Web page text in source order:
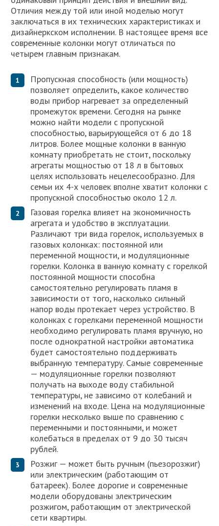
Отличия между той или иной моделью могут
заключаться в их технических характеристиках и
дизайнеркском исполнении. В настоящее время все
современные колонки могут отличаться по
четырем главным признакам.
Пропускная способность (или мощность)
позволяет определить, какое количество
воды прибор нагревает за определенный
промежуток времени. Сегодня на рынке
можно найти модели с пропускной
способностью, варьирующейся от 6 до 18
литров. Более мощные колонки в ванную
комнату приобретать не стоит, поскольку
агрегаты мощностью от 18 л в бытовых
целях использовать нецелесообразно. Для
семьи их 4-х человек вполне хватит колонки с
пропускной способностью около 12 л.
Газовая горелка влияет на экономичность
агрегата и удобство в эксплуатации.
Различают три вида горелок, используемых в
газовых колонках: постоянной или
переменной мощности, и модуляционные
горелки. Колонка в ванную комнату с горелкой
постоянной мощности способна
самостоятельно регулировать пламя в
зависимости от того, насколько сильный
напор воды протекает через устройство. В
колонках с горелками переменной мощности
необходимо регулировать пламя вручную, но
после однократной настройки автоматика
будет самостоятельно поддерживать
выбранную температуру. Самые современные
— модуляционные горелки позволяют
получать на выходе воду стабильной
температуры, не зависимо от колебаний и
изменений на входе. Цена на модуляционные
горелки несколько выше по сравнению с
переменными и постоянными, и может
колебаться в пределах от 9 до 30 тысяч
рублей.
Розжиг — может быть ручным (пьезорозжиг)
или электрическим (работающим от
батареек). Более дорогие и современные
модели оборудованы электрическим
розжигом, работающим от электрической
сети квартиры.